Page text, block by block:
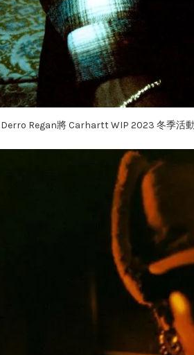
Regan將 Carhartt WIP 2023 冬季活